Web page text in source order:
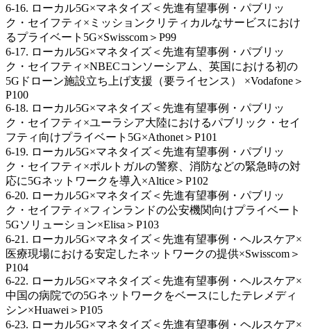
6-16. ローカル5G×マネタイズ＜先進有望事例・パブリッ
ク・セイフティ×ミッションクリティカルなサービスにおけ
るプライベート5G×Swisscom＞P99
6-17. ローカル5G×マネタイズ＜先進有望事例・パブリッ
ク・セイフティ×NBECコンソーシアム、英国における初の
5Gドローン施設立ち上げ支援（要ライセンス） ×Vodafone＞
P100
6-18. ローカル5G×マネタイズ＜先進有望事例・パブリッ
ク・セイフティ×ユーラシア大陸におけるパブリック・セイ
フティ向けプライベート5G×Athonet＞P101
6-19. ローカル5G×マネタイズ＜先進有望事例・パブリッ
ク・セイフティ×ポルトガルの警察、消防などの緊急時の対
応に5Gネットワークを導入×Altice＞P102
6-20. ローカル5G×マネタイズ＜先進有望事例・パブリッ
ク・セイフティ×フィンランドの公安機関向けプライベート
5Gソリューション×Elisa＞P103
6-21. ローカル5G×マネタイズ＜先進有望事例・ヘルスケア×
医療現場における安定したネットワークの提供×Swisscom＞
P104
6-22. ローカル5G×マネタイズ＜先進有望事例・ヘルスケア×
中国の病院での5Gネットワークをベースにしたテレメディ
シン×Huawei＞P105
6-23. ローカル5G×マネタイズ＜先進有望事例・ヘルスケア×